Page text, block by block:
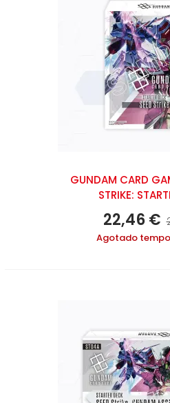
GUNDAM CARD
STRIKE:
22,46 €
Agotado